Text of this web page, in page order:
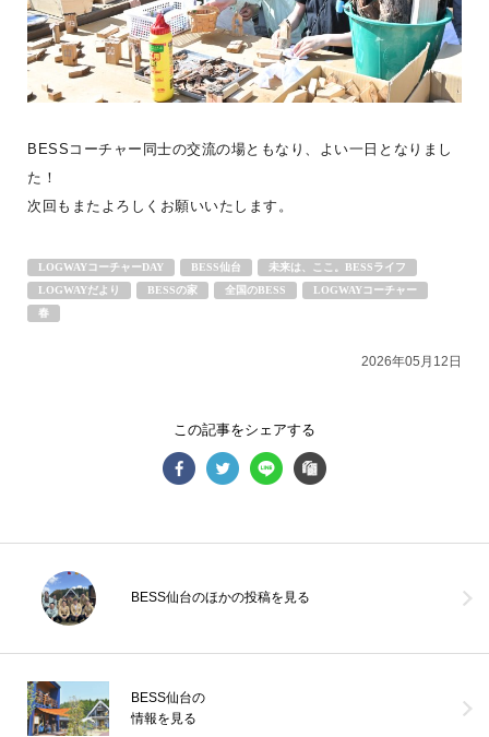
【お盆休み期間中も通常通り営業しています！】夏の陽射しと、心
地いい木の香り。外のウッドデッキに腰掛けて冷たいドリンクを飲
んだり、広々としたロ ...続きを読む
LOGWAYだより BESSの家 全国のBESS BESS博多 BESS北九州
シェア
BESS仙台
BESSコーチャー同士の交流の場ともなり、よい一日となりまし
た！
次回もまたよろしくお願いいたします。
LOGWAYコーチャーDAY BESS仙台
未来は、ここ。BESSライフ
LOGWAYだより
BESSの家 全国のBESS
LOGWAYコーチャー
春
2026年05月12日
この記事をシェアする
BESS仙台のほかの投稿を見る
BESS仙台の
情報を見る